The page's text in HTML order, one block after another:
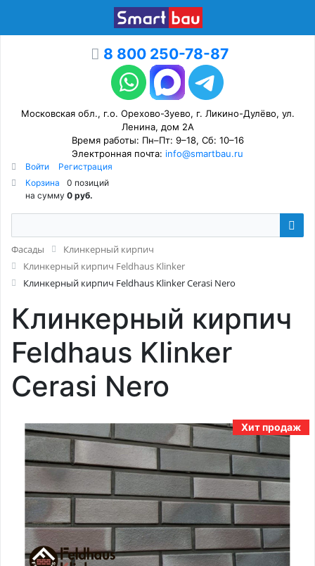
8 800 250-78-87
Московская обл., г.о. Орехово-Зуево, г. Ликино-Дулёво, ул.
Ленина, дом 2А
Время работы: Пн–Пт: 9–18, Сб: 10–16
Электронная почта: info@smartbau.ru
Войти
Регистрация
Корзина
0 позиций
на сумму 0 руб.
Фасады
Клинкерный кирпич
Клинкерный кирпич Feldhaus Klinker
Клинкерный кирпич Feldhaus Klinker Cerasi Nero
Клинкерный кирпич
Feldhaus Klinker
Cerasi Nero
Хит продаж